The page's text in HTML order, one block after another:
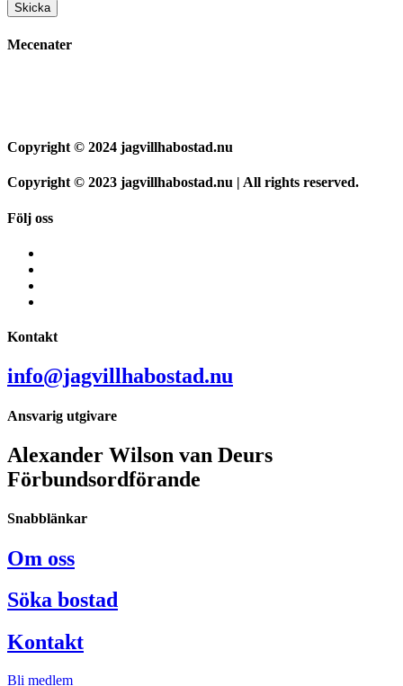
Skicka
Mecenater
Copyright © 2024 jagvillhabostad.nu
Copyright © 2023 jagvillhabostad.nu | All rights reserved.
Följ oss
Kontakt
info@jagvillhabostad.nu
Ansvarig utgivare
Alexander Wilson van Deurs
Förbundsordförande
Snabblänkar
Om oss
Söka bostad
Kontakt
Bli medlem